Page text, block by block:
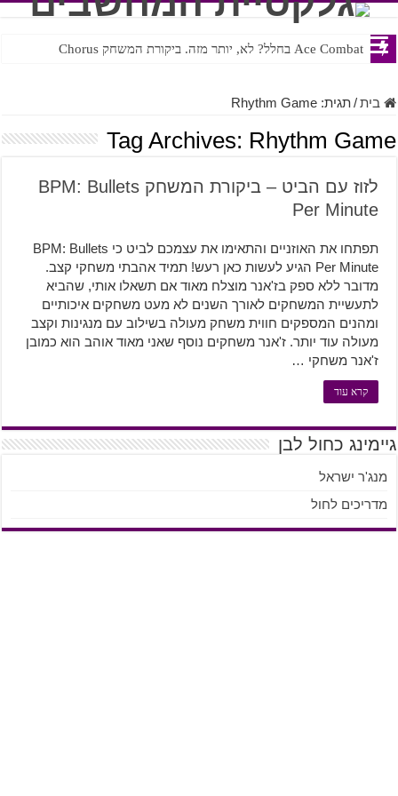
Ace Combat בחלל? לא, יותר מזה. ביקורת המשחק Chorus
בית/תגית:Rhythm Game
Tag Archives: Rhythm Game
לזוז עם הביט – ביקורת המשחק BPM: Bullets
Per Minute
תפתחו את האוזניים והתאימו את עצמכם לביט כי BPM: Bullets
Per Minute הגיע לעשות כאן רעש! תמיד אהבתי משחקי קצב.
מדובר ללא ספק בז'אנר מוצלח מאוד אם תשאלו אותי, שהביא
לתעשיית המשחקים לאורך השנים לא מעט משחקים איכותיים
ומהנים המספקים חווית משחק מעולה בשילוב עם מנגינות וקצב
מעולה עוד יותר. ז'אנר משחקים נוסף שאני מאוד אוהב הוא כמובן
ז'אנר משחקי …
קרא עוד
גיימינג כחול לבן
מנג'ר ישראל
מדריכים לחול